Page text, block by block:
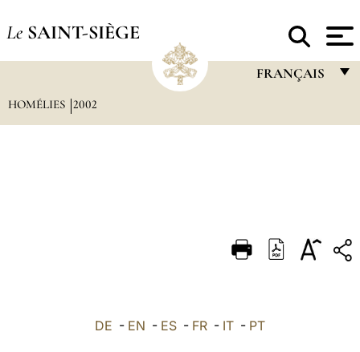
Le SAINT-SIÈGE
FRANÇAIS
DEUTSCH
العربيّة
HOMÉLIES 2002
DE - EN - ES - FR - IT - PT